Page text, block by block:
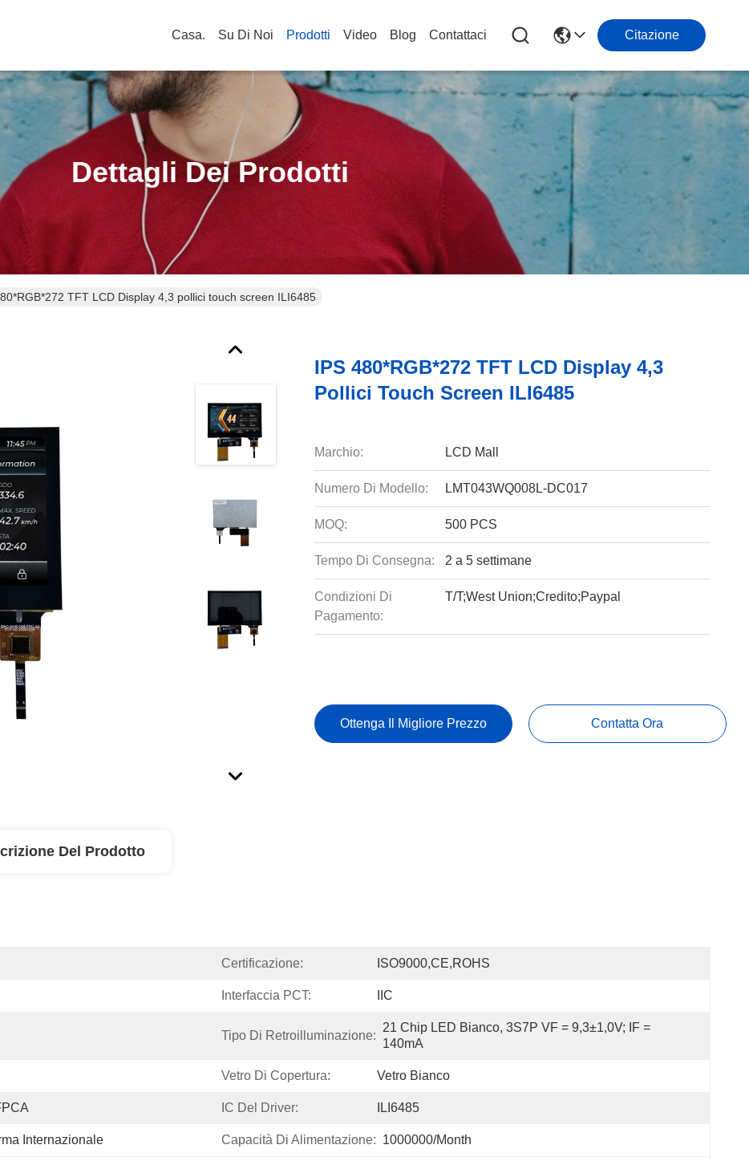
Casa. Su Di Noi Prodotti Video Blog Contattaci Citazione
Dettagli Dei Prodotti
TFT LCD Display 4,3 pollici touch screen ILI6485
IPS 480*RGB*272 TFT LCD Display 4,3
Pollici Touch Screen ILI6485
Marchio: LCD Mall
Numero Di Modello: LMT043WQ008L-DC017
MOQ: 500 PCS
Tempo Di Consegna: 2 a 5 settimane
Condizioni Di
Pagamento:
T/T;West Union;Credito;Paypal
Ottenga Il Migliore Prezzo Contatta Ora
Del Prodotto
Certificazione: ISO9000,CE,ROHS
Interfaccia PCT: IIC
Tipo Di Retroilluminazione:
21 Chip LED Bianco, 3S7P VF = 9,3±1,0V; IF =
140mA
Vetro Di Copertura: Vetro Bianco
IC Del Driver: ILI6485
Internazionale Capacità Di Alimentazione: 1000000/month